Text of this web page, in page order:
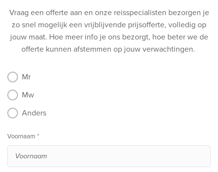
Vraag een offerte aan en onze reisspecialisten bezorgen je
zo snel mogelijk een vrijblijvende prijsofferte, volledig op
jouw maat. Hoe meer info je ons bezorgt, hoe beter we de
offerte kunnen afstemmen op jouw verwachtingen.
Mr
Mw
Anders
Voornaam *